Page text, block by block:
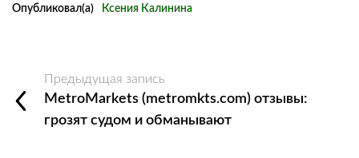
Опубликовал(а) Ксения Калинина
Предыдущая запись
MetroMarkets (metromkts.com) отзывы:
грозят судом и обманывают